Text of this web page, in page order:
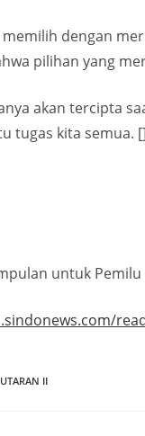
dengan
pilihan yang
akan tercipta
tugas kita semua. []
untuk
II